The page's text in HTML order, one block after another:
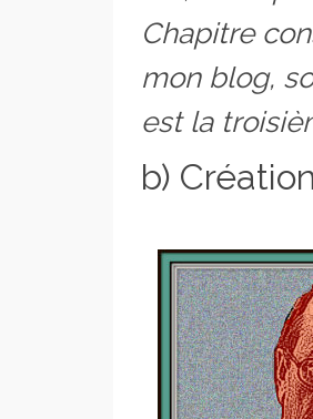
Chapitre
mon blog,
est la
b)